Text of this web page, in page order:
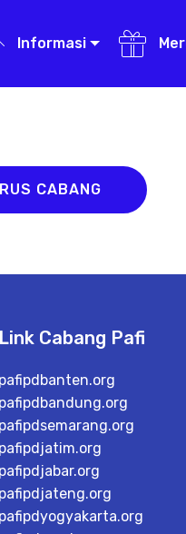
Informasi
CABANG
Link Cabang Pafi
pafipdbanten.org
pafipdbandung.org
pafipdsemarang.org
pafipdjatim.org
pafipdjabar.org
pafipdjateng.org
pafipdyogyakarta.org